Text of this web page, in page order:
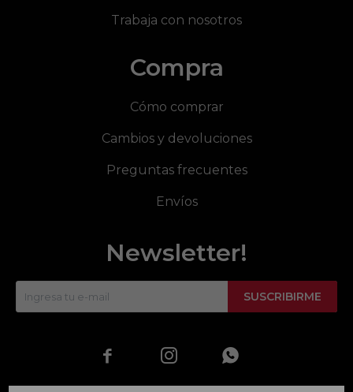
Trabaja con nosotros
Compra
Cómo comprar
Cambios y devoluciones
Preguntas frecuentes
Envíos
Newsletter!
SUSCRIBIRME
  